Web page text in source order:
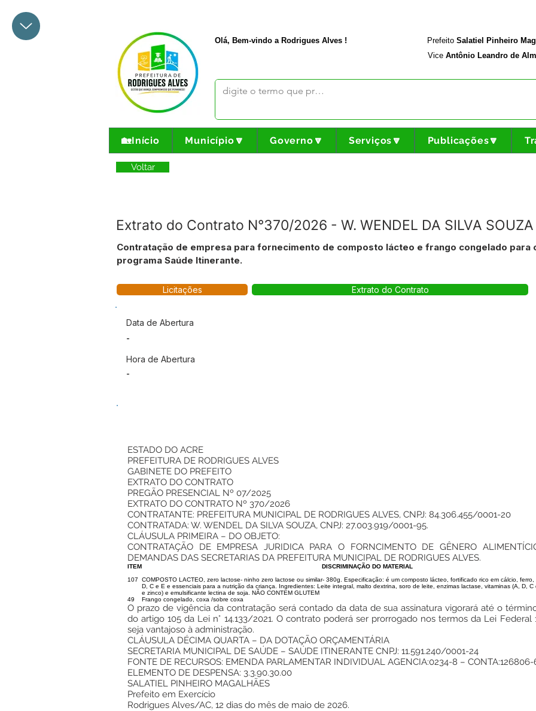
Olá, Bem-vindo a Rodrigues Alves ! Prefeito Salatiel Pinheiro
Vice Antônio Leandro de
🏡Início Município🔽 Governo🔽 Serviços🔽 Publicações🔽
Voltar
Extrato do Contrato N°370/2026 - W. WENDEL DA SILVA SOUZA
Contratação de empresa para fornecimento de composto lácteo e frango congelado para
programa Saúde Itinerante.
Licitações Extrato do Contrato
Data de Abertura
-
Hora de Abertura
-
ESTADO DO ACRE
PREFEITURA DE RODRIGUES ALVES
GABINETE DO PREFEITO
EXTRATO DO CONTRATO
PREGÃO PRESENCIAL Nº 07/2025
EXTRATO DO CONTRATO Nº 370/2026
CONTRATANTE: PREFEITURA MUNICIPAL DE RODRIGUES ALVES, CNPJ: 84.306.455/0001-20
CONTRATADA: W. WENDEL DA SILVA SOUZA, CNPJ: 27.003.919/0001-95.
CLÁUSULA PRIMEIRA – DO OBJETO:
CONTRATAÇÃO DE EMPRESA JURIDICA PARA O FORNCIMENTO DE GÊNERO
DEMANDAS DAS SECRETARIAS DA PREFEITURA MUNICIPAL DE RODRIGUES ALVES.
ITEM DISCRIMINAÇÃO DO MATERIAL
107
COMPOSTO LACTEO, zero lactose- ninho zero lactose ou similar- 380g. Especificação: é um composto lácteo, fortificado rico em cálcio, ferro,
D, C e E e essenciais para a nutrição da criança. Ingredientes: Leite integral, malto dextrina, soro de leite, enzimas lactase, vitaminas (A, D, C
e zinco) e emulsificante lectina de soja. NÃO CONTEM GLUTEM
49 Frango congelado, coxa /sobre coxa
O prazo de vigência da contratação será contado da data de sua assinatura vigorará até o
do artigo 105 da Lei n° 14.133/2021. O contrato poderá ser prorrogado nos termos da Lei Federal
seja vantajoso à administração.
CLÁUSULA DÉCIMA QUARTA – DA DOTAÇÃO ORÇAMENTÁRIA
SECRETARIA MUNICIPAL DE SAÚDE – SAÚDE ITINERANTE CNPJ: 11.591.240/0001-24
FONTE DE RECURSOS: EMENDA PARLAMENTAR INDIVIDUAL AGENCIA:0234-8 – CONTA:126806-
ELEMENTO DE DESPENSA: 3.3.90.30.00
SALATIEL PINHEIRO MAGALHÃES
Prefeito em Exercício
Rodrigues Alves/AC, 12 dias do mês de maio de 2026.